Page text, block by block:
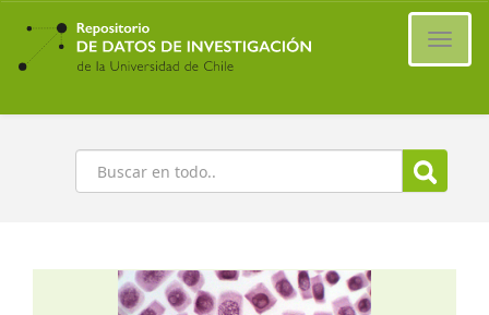
Ir
contenido
principal
Buscar